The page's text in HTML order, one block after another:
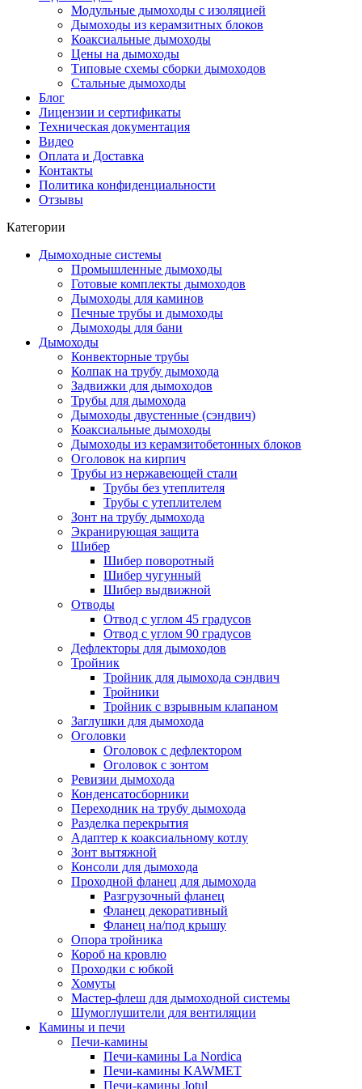
Модульные дымоходы с изоляцией
Дымоходы из керамзитных блоков
Коаксиальные дымоходы
Цены на дымоходы
Типовые схемы сборки дымоходов
Стальные дымоходы
Блог
Лицензии и сертификаты
Техническая документация
Видео
Оплата и Доставка
Контакты
Политика конфиденциальности
Отзывы
Категории
Дымоходные системы
Промышленные дымоходы
Готовые комплекты дымоходов
Дымоходы для каминов
Печные трубы и дымоходы
Дымоходы для бани
Дымоходы
Конвекторные трубы
Колпак на трубу дымохода
Задвижки для дымоходов
Трубы для дымохода
Дымоходы двустенные (сэндвич)
Коаксиальные дымоходы
Дымоходы из керамзитобетонных блоков
Оголовок на кирпич
Трубы из нержавеющей стали
Трубы без утеплителя
Трубы с утеплителем
Зонт на трубу дымохода
Экранирующая защита
Шибер
Шибер поворотный
Шибер чугунный
Шибер выдвижной
Отводы
Отвод с углом 45 градусов
Отвод с углом 90 градусов
Дефлекторы для дымоходов
Тройник
Тройник для дымохода сэндвич
Тройники
Тройник с взрывным клапаном
Заглушки для дымохода
Оголовки
Оголовок с дефлектором
Оголовок с зонтом
Ревизии дымохода
Конденсатосборники
Переходник на трубу дымохода
Разделка перекрытия
Адаптер к коаксиальному котлу
Зонт вытяжной
Консоли для дымохода
Проходной фланец для дымохода
Разгрузочный фланец
Фланец декоративный
Фланец на/под крышу
Опора тройника
Короб на кровлю
Проходки с юбкой
Хомуты
Мастер-флеш для дымоходной системы
Шумоглушители для вентиляции
Камины и печи
Печи-камины
Печи-камины La Nordica
Печи-камины KAWMET
Печи-камины Jotul